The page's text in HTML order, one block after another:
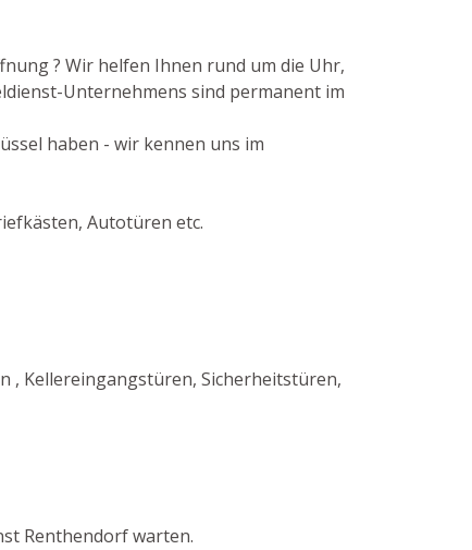
? Wir helfen Ihnen rund um die Uhr,
Unternehmens sind permanent im
haben - wir kennen uns im
Autotüren etc.
, Kellereingangstüren, Sicherheitstüren,
Renthendorf warten.